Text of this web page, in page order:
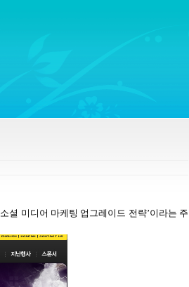
소셜 미디어 마케팅 업그레이드 전략’이라는 주